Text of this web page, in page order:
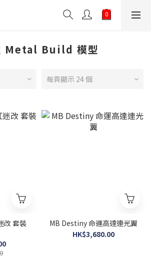
Metal Build 模型
每頁顯示 24 個
改 套裝
MB Destiny 命運高達連光翼
HK$3,680.00